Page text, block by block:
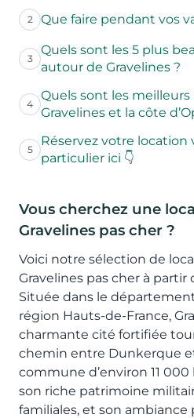
2 Que faire pendant vos
3
Quels sont les 5 plus
autour de Gravelines ?
4
Quels sont les
Gravelines et la côte
5
Réservez votre location
particulier ici 👇
Vous cherchez une
Gravelines pas cher ?
Voici notre sélection de
Gravelines pas cher à
Située dans le
région Hauts-de-France,
charmante cité fortifiée
chemin entre Dunkerque
commune d’environ 11
son riche patrimoine
familiales, et son ambiance